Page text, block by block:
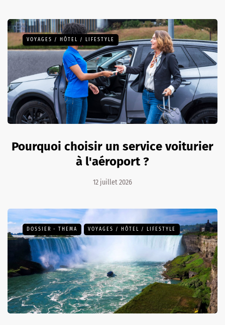
VOYAGES / HÔTEL / LIFESTYLE
Pourquoi choisir un service voiturier
à l'aéroport ?
12 juillet 2026
DOSSIER - THEMA VOYAGES / HÔTEL / LIFESTYLE